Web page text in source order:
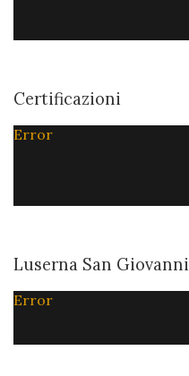
Certificazioni
Error
Luserna San Giovanni
Error